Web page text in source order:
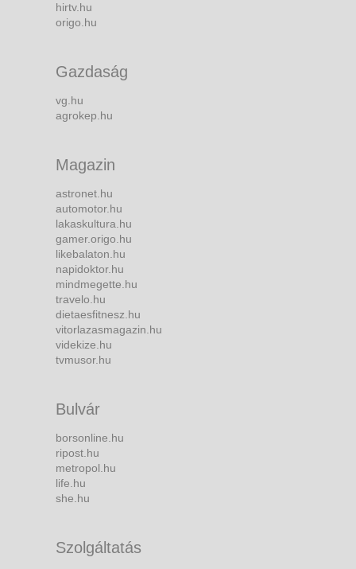
hirtv.hu
origo.hu
Gazdaság
vg.hu
agrokep.hu
Magazin
astronet.hu
automotor.hu
lakaskultura.hu
gamer.origo.hu
likebalaton.hu
napidoktor.hu
mindmegette.hu
travelo.hu
dietaesfitnesz.hu
vitorlazasmagazin.hu
videkize.hu
tvmusor.hu
Bulvár
borsonline.hu
ripost.hu
metropol.hu
life.hu
she.hu
Szolgáltatás